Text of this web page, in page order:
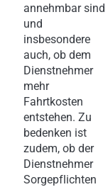
annehmbar sind
und
insbesondere
auch, ob dem
Dienstnehmer
mehr
Fahrtkosten
entstehen. Zu
bedenken ist
zudem, ob der
Dienstnehmer
Sorgepflichten